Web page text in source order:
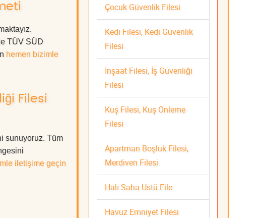
TÜV SÜD
hemen bizimle
Filesi
sunuyoruz. Tüm
iletişime geçin
Çocuk Güvenlik Filesi
Kedi Filesi, Kedi Güvenlik
Filesi
İnşaat Filesi, İş Güvenliği
Filesi
Kuş Filesi, Kuş Önleme
Filesi
Apartman Boşluk Filesi,
Merdiven Filesi
Halı Saha Üstü File
Havuz Emniyet Filesi